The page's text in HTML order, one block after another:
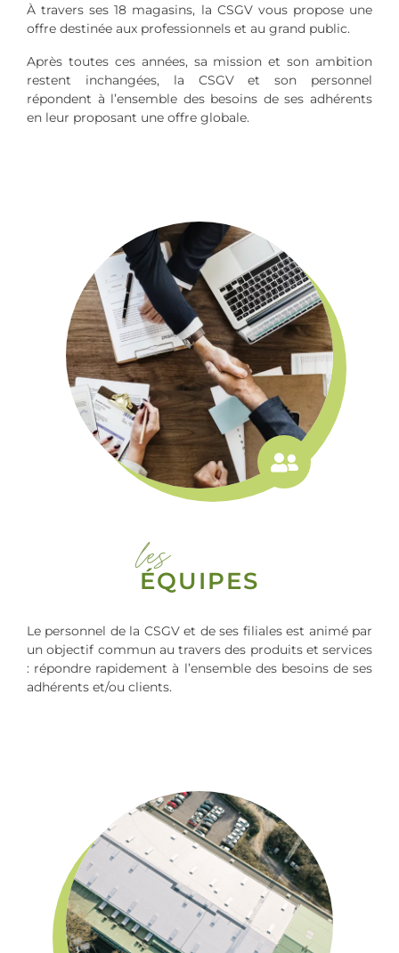
À travers ses 18 magasins, la CSGV vous propose une
offre destinée aux professionnels et au grand public.
Après toutes ces années, sa mission et son ambition
restent inchangées, la CSGV et son personnel
répondent à l’ensemble des besoins de ses adhérents
en leur proposant une offre globale.
les
ÉQUIPES
Le personnel de la CSGV et de ses filiales est animé par
un objectif commun au travers des produits et services
: répondre rapidement à l’ensemble des besoins de ses
adhérents et/ou clients.